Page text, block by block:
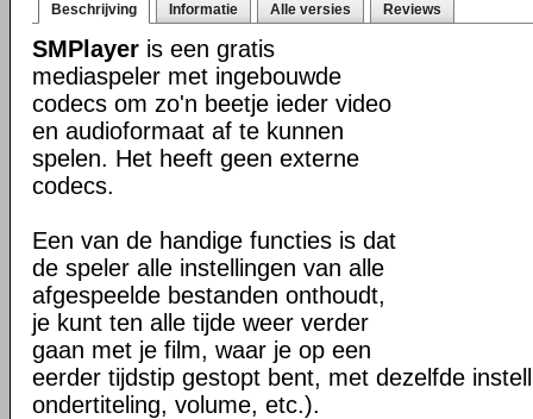
Beschrijving Informatie Alle versies Reviews
SMPlayer is een gratis
mediaspeler met ingebouwde
codecs om zo'n beetje ieder video
en audioformaat af te kunnen
spelen. Het heeft geen externe
codecs.
Een van de handige functies is dat
de speler alle instellingen van alle
afgespeelde bestanden onthoudt,
je kunt ten alle tijde weer verder
gaan met je film, waar je op een
eerder tijdstip gestopt bent, met dezelfde
ondertiteling, volume, etc.).